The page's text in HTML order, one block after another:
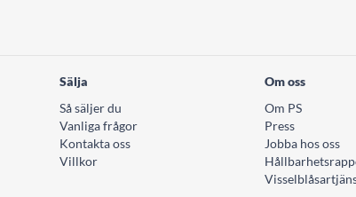
Sälja
Så säljer du
Vanliga frågor
Kontakta oss
Villkor
Om oss
Om PS
Press
Jobba hos oss